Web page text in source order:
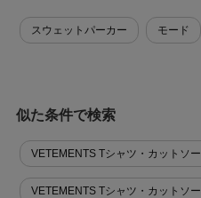
スウェットパーカー モード
似た条件で検索
VETEMENTS Tシャツ・カットソ
VETEMENTS Tシャツ・カットソ